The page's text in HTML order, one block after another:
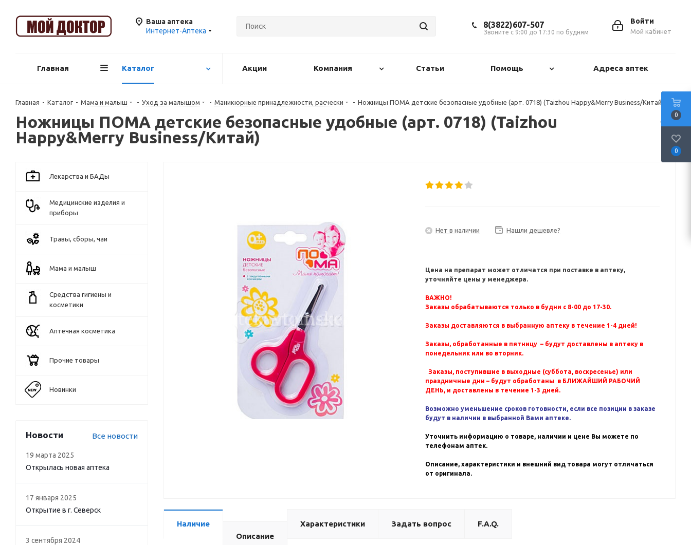
Ваша аптека
Интернет-Аптека
Войти
Мой кабинет
8(3822)607-507
Звоните с 9:00 до 17:30 по будням
Главная Каталог Акции Компания Статьи Помощь Адреса аптек
Главная - Каталог - Мама и малыш - Уход за малышом - Маникюрные принадлежности, расчески - Ножницы ПОМА детские безопасные удобные (арт. 0718) (Taizhou Happy&Merry Business/Китай)
Ножницы ПОМА детские безопасные удобные (арт. 0718) (Taizhou
Happy&Merry Business/Китай)
Нет в наличии Нашли дешевле?
Цена на препарат может отличатся при поставке в аптеку,
уточняйте цены у менеджера.
ВАЖНО!
Заказы обрабатываются только в будни с 8-00 до 17-30.
Заказы доставляются в выбранную аптеку в течение 1-4 дней!
Заказы, обработанные в пятницу – будут доставлены в аптеку в
понедельник или во вторник.
Заказы, поступившие в выходные (суббота, воскресенье) или
праздничные дни – будут обработаны в БЛИЖАЙШИЙ РАБОЧИЙ
ДЕНЬ, и доставлены в течение 1-3 дней.
Возможно уменьшение сроков готовности, если все позиции в заказе
будут в наличии в выбранной Вами аптеке.
Уточнить информацию о товаре, наличии и цене Вы можете по
телефонам аптек.
Описание, характеристики и внешний вид товара могут отличаться
от оригинала.
Наличие
Описание
Характеристики Задать вопрос F.A.Q.
Лекарства и БАДы
Медицинские изделия и
приборы
Травы, сборы, чаи
Мама и малыш
Средства гигиены и
косметики
Аптечная косметика
Прочие товары
Новинки
Новости Все новости
19 марта 2025
Открылась новая аптека
17 января 2025
Открытие в г. Северск
3 сентября 2024
0
0